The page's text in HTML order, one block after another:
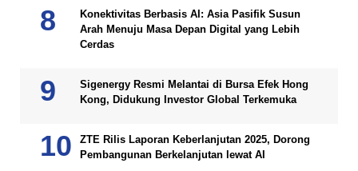
Konektivitas Berbasis AI: Asia Pasifik Susun
Arah Menuju Masa Depan Digital yang Lebih
Cerdas
Sigenergy Resmi Melantai di Bursa Efek Hong
Kong, Didukung Investor Global Terkemuka
ZTE Rilis Laporan Keberlanjutan 2025, Dorong
Pembangunan Berkelanjutan lewat AI